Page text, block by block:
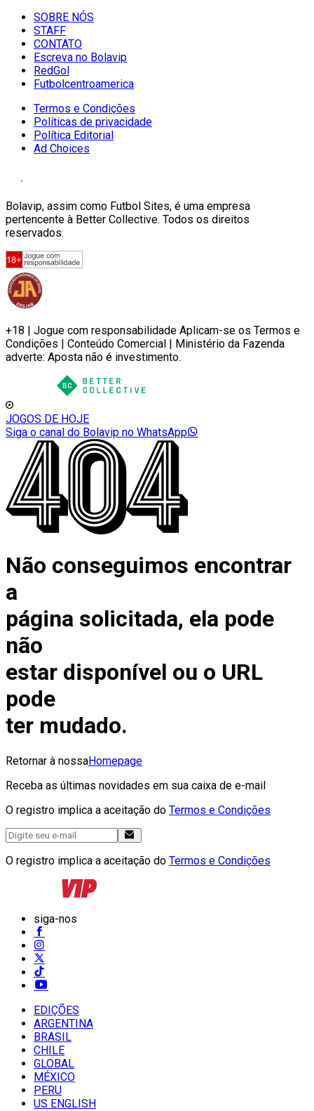
SOBRE NÓS
STAFF
CONTATO
Escreva no Bolavip
RedGol
Futbolcentroamerica
Termos e Condições
Políticas de privacidade
Política Editorial
Ad Choices
Bolavip, assim como Futbol Sites, é uma empresa
pertencente à Better Collective. Todos os direitos
reservados.
+18 | Jogue com responsabilidade Aplicam-se os Termos e
Condições | Conteúdo Comercial | Ministério da Fazenda
adverte: Aposta não é investimento.
JOGOS DE HOJE
Siga o canal do Bolavip no WhatsApp
Não conseguimos encontrar
a
página solicitada, ela pode
não
estar disponível ou o URL
pode
ter mudado.
Retornar à nossaHomepage
Receba as últimas novidades em sua caixa de e-mail
O registro implica a aceitação do Termos e Condições
O registro implica a aceitação do Termos e Condições
siga-nos
EDIÇÕES
ARGENTINA
BRASIL
CHILE
GLOBAL
MÉXICO
PERU
US ENGLISH